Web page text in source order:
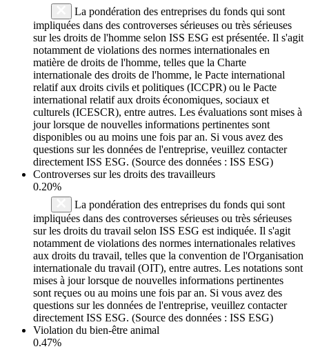
La pondération des entreprises du fonds qui sont
impliquées dans des controverses sérieuses ou très sérieuses
sur les droits de l'homme selon ISS ESG est présentée. Il s'agit
notamment de violations des normes internationales en
matière de droits de l'homme, telles que la Charte
internationale des droits de l'homme, le Pacte international
relatif aux droits civils et politiques (ICCPR) ou le Pacte
international relatif aux droits économiques, sociaux et
culturels (ICESCR), entre autres. Les évaluations sont mises à
jour lorsque de nouvelles informations pertinentes sont
disponibles ou au moins une fois par an. Si vous avez des
questions sur les données de l'entreprise, veuillez contacter
directement ISS ESG. (Source des données : ISS ESG)
Controverses sur les droits des travailleurs
0.20%
La pondération des entreprises du fonds qui sont
impliquées dans des controverses sérieuses ou très sérieuses
sur les droits du travail selon ISS ESG est indiquée. Il s'agit
notamment de violations des normes internationales relatives
aux droits du travail, telles que la convention de l'Organisation
internationale du travail (OIT), entre autres. Les notations sont
mises à jour lorsque de nouvelles informations pertinentes
sont reçues ou au moins une fois par an. Si vous avez des
questions sur les données de l'entreprise, veuillez contacter
directement ISS ESG. (Source des données : ISS ESG)
Violation du bien-être animal
0.47%